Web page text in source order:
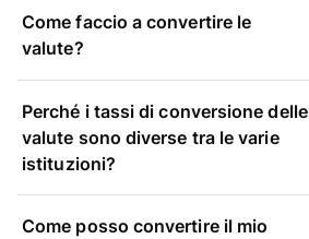
Come faccio a convertire le
valute?
Perché i tassi di conversione delle
valute sono diverse tra le varie
istituzioni?
Come posso convertire il mio